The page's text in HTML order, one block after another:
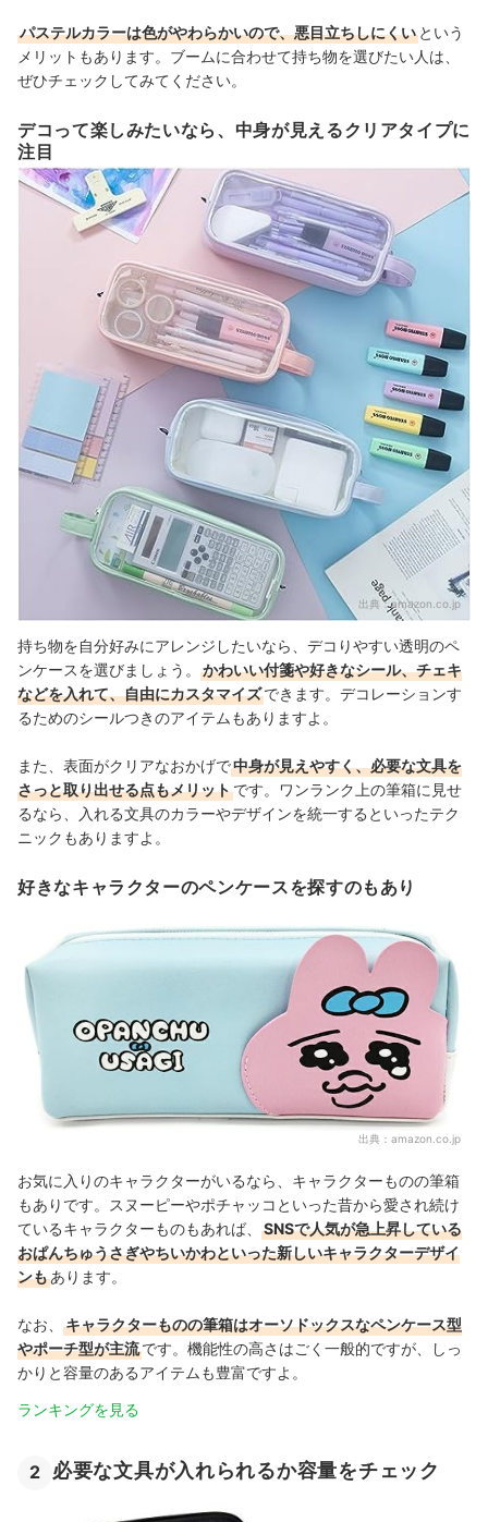
パステルカラーは色がやわらかいので、悪目立ちしにくい という
メリットもあります。ブームに合わせて持ち物を選びたい人は、
ぜひチェックしてみてください。
デコって楽しみたいなら、中身が見えるクリアタイプに
注目
出典：amazon.co.jp
持ち物を自分好みにアレンジしたいなら、デコりやすい透明のペ
ンケースを選びましょう。
かわいい付箋や好きなシール、チェキ
などを入れて、自由にカスタマイズできます。 デコレーションす
るためのシールつきのアイテムもありますよ。
また、表面がクリアなおかげで中身が見えやすく、必要な文具を
さっと取り出せる点もメリットです。ワンランク上の筆箱に見せ
るなら、入れる文具のカラーやデザインを統一するといったテク
ニックもありますよ。
好きなキャラクターのペンケースを探すのもあり
出典： amazon.co.jp
お気に入りのキャラクターがいるなら、キャラクターものの筆箱
もありです。スヌーピーやポチャッコといった昔から愛され続け
ているキャラクターものもあれば、
SNSで人気が急上昇している
おぱんちゅうさぎやちいかわといった新しいキャラクターデザイ
ンもあります。
なお、
キャラクターものの筆箱はオーソドックスなペンケース型
やポーチ型が主流です。機能性の高さはごく一般的ですが、しっ
かりと容量のあるアイテムも豊富ですよ。
ランキングを見る
2 必要な文具が入れられるか容量をチェック